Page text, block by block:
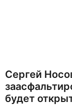
Сергей
будет